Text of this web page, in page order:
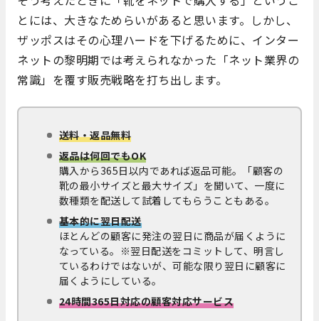
とには、大きなためらいがあると思います。しかし、
ザッポスはその心理ハードを下げるために、インター
ネットの黎明期では考えられなかった「ネット業界の
常識」を覆す販売戦略を打ち出します。
送料・返品無料
返品は何回でもOK
購入から365日以内であれば返品可能。「顧客の
靴の最小サイズと最大サイズ」を聞いて、一度に
数種類を配送して試着してもらうこともある。
基本的に翌日配送
ほとんどの顧客に発注の翌日に商品が届くように
なっている。※翌日配送をコミットして、明言し
ているわけではないが、可能な限り翌日に顧客に
届くようにしている。
24時間365日対応の顧客対応サービス